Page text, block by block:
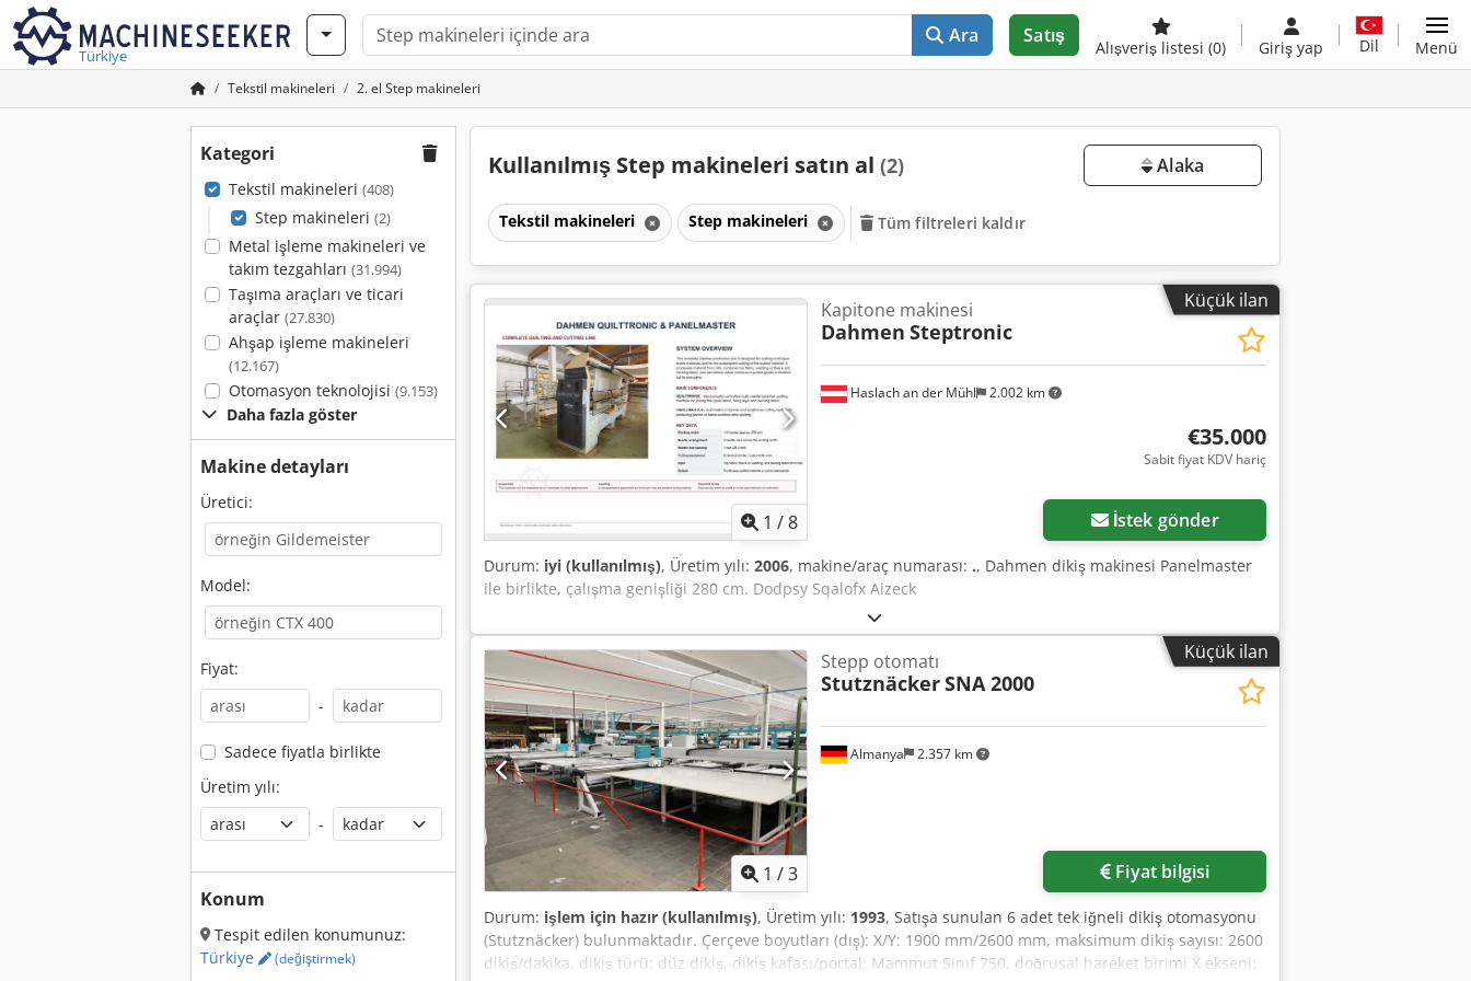
Türkiye
Ara Satış
Alışveriş listesi (0) Giriş yap Dil Menü
Tekstil makineleri 2. el Step makineleri
Kategori
Tekstil makineleri (408)
Step makineleri (2)
Metal işleme makineleri ve
takım tezgahları (31.994)
Taşıma araçları ve ticari
araçlar (27.830)
Ahşap işleme makineleri
(12.167)
Otomasyon teknolojisi (9.153)
Daha fazla göster
Makine detayları
Üretici:
Model:
Fiyat:
-
Sadece fiyatla birlikte
Üretim yılı:
-
Konum
Tespit edilen konumunuz:
Türkiye
(değiştirmek)
Kullanılmış Step makineleri satın al (2) Alaka
Tekstil makineleri Step makineleri Tüm filtreleri kaldır
Küçük ilan
1 /8
Haslach an der Mühl 2.002 km
Kapitone makinesi
Dahmen Steptronic
€35.000
Sabit fiyat KDV hariç
İstek gönder
Durum: iyi (kullanılmış), Üretim yılı: 2006, makine/araç numarası: ., Dahmen dikiş makinesi Panelmaster
ile birlikte, çalışma genişliği 280 cm. Dodpsy Sqalofx Aizeck
Küçük ilan
1 /3
Almanya 2.357 km
Stepp otomatı
StutznäckerSNA 2000
Fiyat bilgisi
Durum: işlem için hazır (kullanılmış), Üretim yılı: 1993, Satışa sunulan 6 adet tek iğneli dikiş otomasyonu
(Stutznäcker) bulunmaktadır. Çerçeve boyutları (dış): X/Y: 1900 mm/2600 mm, maksimum dikiş sayısı: 2600
dikiş/dakika, dikiş türü: düz dikiş, dikiş kafası/portal: Mammut Sınıf 750, doğrusal hareket birimi X ekseni: